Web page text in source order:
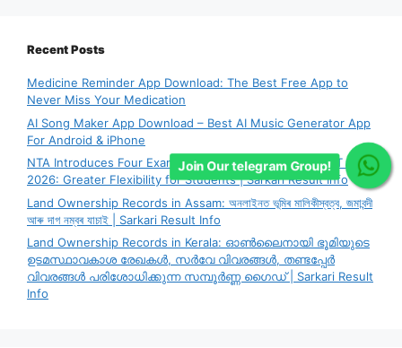
Recent Posts
Medicine Reminder App Download: The Best Free App to
Never Miss Your Medication
AI Song Maker App Download – Best AI Music Generator App
For Android & iPhone
NTA Introduces Four Exam City Choice System for CUET PG
2026: Greater Flexibility for Students | Sarkari Result Info
Land Ownership Records in Assam: অনলাইনত ভূমিৰ মালিকীস্বত্ব, জমাবন্দী
আৰু দাগ নম্বৰ যাচাই | Sarkari Result Info
Land Ownership Records in Kerala: ഓൺലൈനായി ഭൂമിയുടെ
ഉടമസ്ഥാവകാശ രേഖകൾ, സർവേ വിവരങ്ങൾ, തണ്ടപ്പേർ
വിവരങ്ങൾ പരിശോധിക്കുന്ന സമ്പൂർണ്ണ ഗൈഡ് | Sarkari Result
Info
Join Our telegram Group!